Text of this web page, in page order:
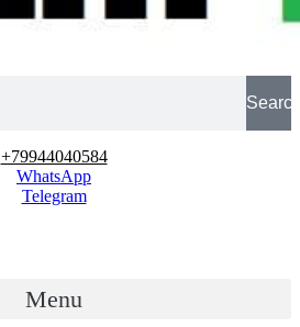
+79944040584
WhatsApp
Telegram
Menu